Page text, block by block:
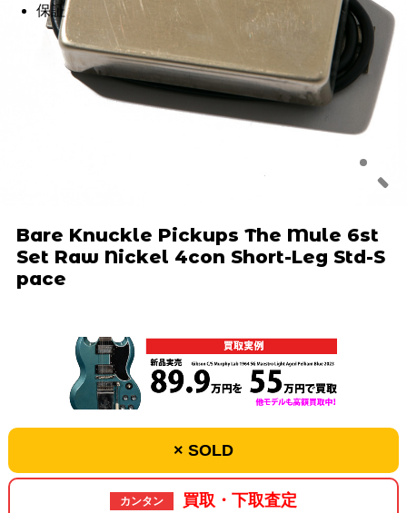
保証
Bare Knuckle Pickups The Mule 6st
Set Raw Nickel 4con Short-Leg Std-S
pace
× SOLD
カンタン 買取・下取査定